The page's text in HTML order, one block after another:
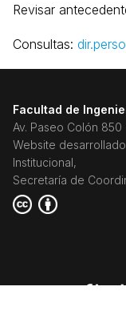
Revisar
Consultas:
Facultad de
Av. Paseo Colón
Website
Institucional,
Secretaría de